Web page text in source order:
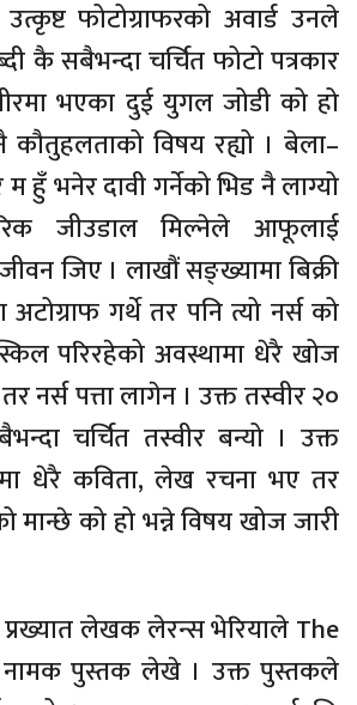
फोटोग्राफरको अवार्ड उनले
कै सबैभन्दा चर्चित फोटो पत्रकार
भएका दुई युगल जोडी को हो
कौतुहलताको विषय रह्यो । बेला–
हुँ भनेर दावी गर्नेको भिड नै लाग्यो
जीउडाल मिल्नेले आफूलाई
जिए । लाखौं सङ्ख्यामा बिक्री
गर्थे तर पनि त्यो नर्स को
परिरहेको अवस्थामा धेरै खोज
नर्स पत्ता लागेन । उक्त तस्वीर २०
चर्चित तस्वीर बन्यो । उक्त
धेरै कविता, लेख रचना भए तर
मान्छे को हो भन्ने विषय खोज जारी
लेखक लेरन्स भेरियाले The
नामक पुस्तक लेखे । उक्त पुस्तकले